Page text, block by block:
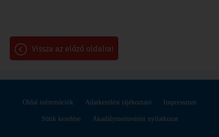
vissza az előző oldalra!
Oldal információk Adatkezelési tájékoztató Impresszum
Sütik kezelése Akadálymentesítési nyilatkozat